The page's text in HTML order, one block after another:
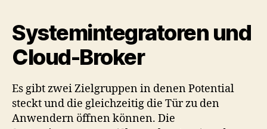
Systemintegratoren und
Cloud-Broker
Es gibt zwei Zielgruppen in denen Potential
steckt und die gleichzeitig die Tür zu den
Anwendern öffnen können. Die